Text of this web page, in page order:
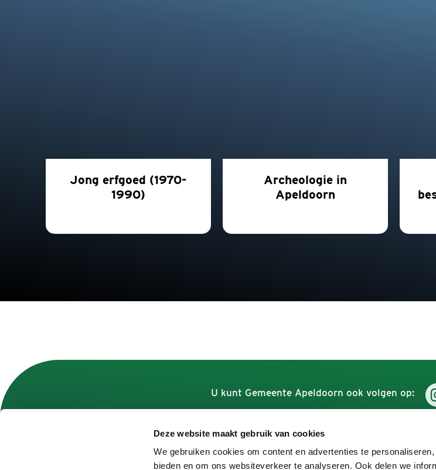
Deze website maakt gebruik van cookies
We gebruiken cookies om content en advertenties te
bieden en om ons websiteverkeer te analyseren. Ook delen we
Jong erfgoed (1970-
1990)
Archeologie in
Apeldoorn
U kunt Gemeente Apeldoorn ook volgen op:
Werken voor Apeldoorn
Over ons